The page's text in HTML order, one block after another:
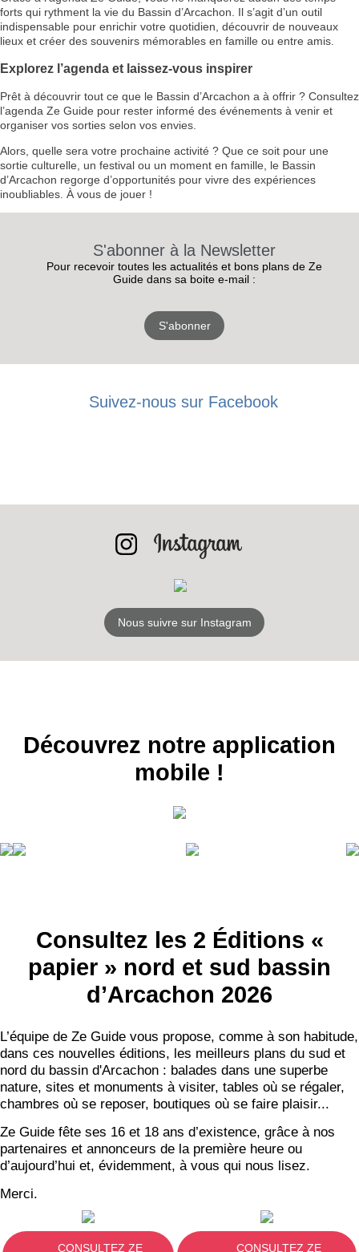
RECEVEZ
LES
forts qui rythment la vie du Bassin d’Arcachon. Il s’agit d’un outil
indispensable pour enrichir votre quotidien, découvrir de nouveaux
lieux et créer des souvenirs mémorables en famille ou entre amis.
Explorez l’agenda et laissez-vous inspirer
Prêt à découvrir tout ce que le Bassin d’Arcachon a à offrir ? Consultez
l’agenda Ze Guide pour rester informé des événements à venir et
organiser vos sorties selon vos envies.
Alors, quelle sera votre prochaine activité ? Que ce soit pour une
sortie culturelle, un festival ou un moment en famille, le Bassin
d’Arcachon regorge d’opportunités pour vivre des expériences
inoubliables. À vous de jouer !
S'abonner à la Newsletter
Pour recevoir toutes les actualités et bons plans de Ze
Guide dans sa boite e-mail :
S'abonner
Suivez-nous sur Facebook
Nous suivre sur Instagram
Découvrez notre application
mobile !
Consultez les 2 Éditions «
papier » nord et sud bassin
d’Arcachon 2026
L’équipe de Ze Guide vous propose, comme à son habitude,
dans ces nouvelles éditions, les meilleurs plans du sud et
nord du bassin d'Arcachon : balades dans une superbe
nature, sites et monuments à visiter, tables où se régaler,
chambres où se reposer, boutiques où se faire plaisir...
Ze Guide fête ses 16 et 18 ans d’existence, grâce à nos
partenaires et annonceurs de la première heure ou
d’aujourd’hui et, évidemment, à vous qui nous lisez.
Merci.
CONSULTEZ ZE
CONSULTEZ ZE